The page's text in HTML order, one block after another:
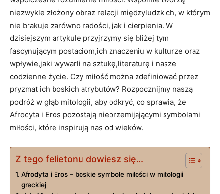
niezwykle złożony obraz relacji międzyludzkich, w którym
nie brakuje zarówno radości, jak i cierpienia. W
dzisiejszym artykule przyjrzymy się bliżej tym
fascynującym postaciom,ich znaczeniu w kulturze oraz
wpływie,jaki wywarli na sztukę,literaturę i nasze
codzienne życie. Czy miłość można zdefiniować przez
pryzmat ich boskich atrybutów? Rozpocznijmy naszą
podróż w głąb mitologii, aby odkryć, co sprawia, że
Afrodyta i Eros pozostają nieprzemijającymi symbolami
miłości, które inspirują nas od wieków.
Z tego felietonu dowiesz się...
Afrodyta i Eros – boskie symbole miłości w mitologii
greckiej